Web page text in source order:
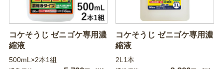
コケそうじ ゼニゴケ専用濃
縮液
500mL×2本1組
コケそうじ ゼニゴケ専用濃
縮液
2L1本